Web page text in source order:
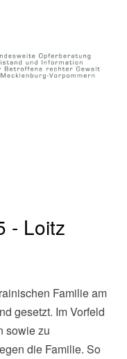
- Loitz
gesetzt. Im Vorfeld
sowie zu
die Familie. So